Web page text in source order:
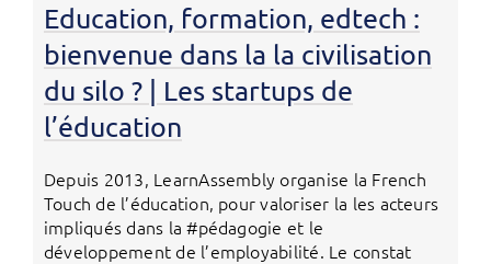
Education, formation, edtech :
bienvenue dans la la civilisation
du silo ? | Les startups de
l’éducation
Depuis 2013, LearnAssembly organise la French
Touch de l’éducation, pour valoriser la les acteurs
impliqués dans la #pédagogie et le
développement de l’employabilité. Le constat